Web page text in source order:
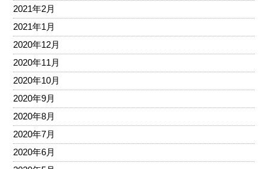
2021年2月
2021年1月
2020年12月
2020年11月
2020年10月
2020年9月
2020年8月
2020年7月
2020年6月